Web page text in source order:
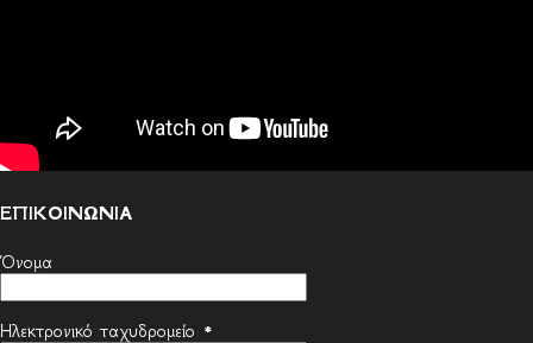
ΕΠΙΚΟΙΝΩΝΙΑ
Όνομα
Ηλεκτρονικό ταχυδρομείο *